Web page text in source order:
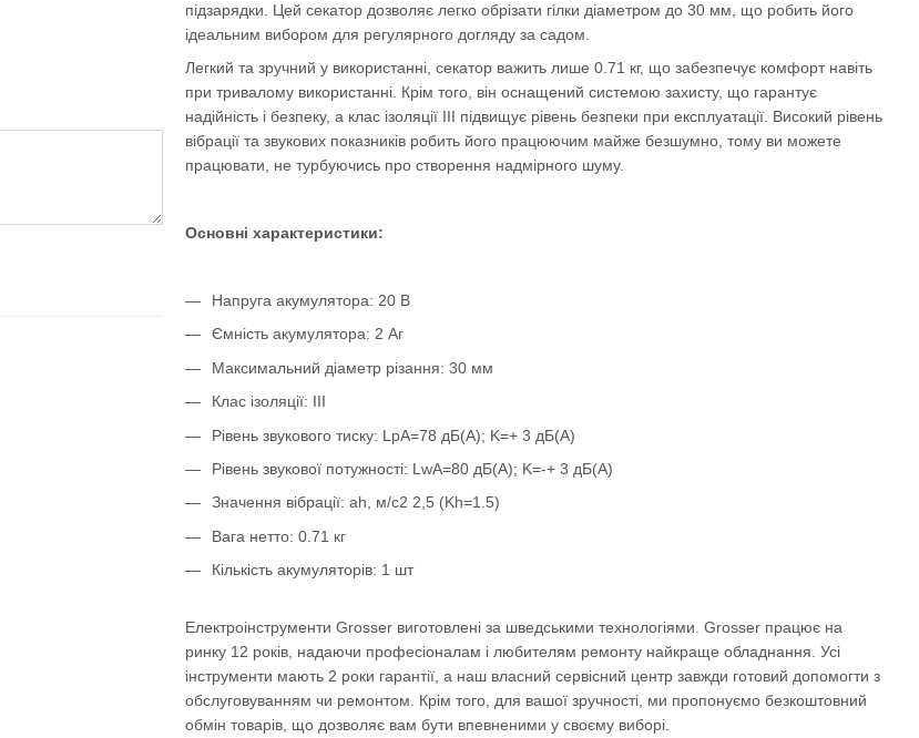
підзарядки. Цей секатор дозволяє легко обрізати гілки діаметром до 30 мм, що робить його
ідеальним вибором для регулярного догляду за садом.
Легкий та зручний у використанні, секатор важить лише 0.71 кг, що забезпечує комфорт навіть
при тривалому використанні. Крім того, він оснащений системою захисту, що гарантує
надійність і безпеку, а клас ізоляції ІІІ підвищує рівень безпеки при експлуатації. Високий рівень
вібрації та звукових показників робить його працюючим майже безшумно, тому ви можете
працювати, не турбуючись про створення надмірного шуму.
Основні характеристики:
Напруга акумулятора: 20 В
Ємність акумулятора: 2 Аг
Максимальний діаметр різання: 30 мм
Клас ізоляції: ІІІ
Рівень звукового тиску: LpA=78 дБ(А); K=+ 3 дБ(А)
Рівень звукової потужності: LwA=80 дБ(А); K=-+ 3 дБ(А)
Значення вібрації: ah, м/c2 2,5 (Kh=1.5)
Вага нетто: 0.71 кг
Кількість акумуляторів: 1 шт
Електроінструменти Grosser виготовлені за шведськими технологіями. Grosser працює на
ринку 12 років, надаючи професіоналам і любителям ремонту найкраще обладнання. Усі
інструменти мають 2 роки гарантії, а наш власний сервісний центр завжди готовий допомогти з
обслуговуванням чи ремонтом. Крім того, для вашої зручності, ми пропонуємо безкоштовний
обмін товарів, що дозволяє вам бути впевненими у своєму виборі.